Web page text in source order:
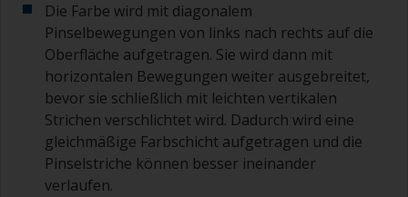
Die Farbe wird mit diagonalem
Pinselbewegungen von links nach rechts auf die
Oberfläche aufgetragen. Sie wird dann mit
horizontalen Bewegungen weiter ausgebreitet,
bevor sie schließlich mit leichten vertikalen
Strichen verschlichtet wird. Dadurch wird eine
gleichmäßige Farbschicht aufgetragen und die
Pinselstriche können besser ineinander
verlaufen.